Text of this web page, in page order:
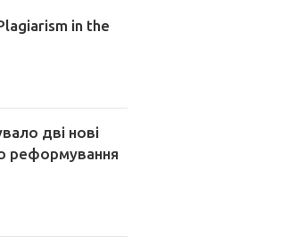
in the
дві нові
реформування